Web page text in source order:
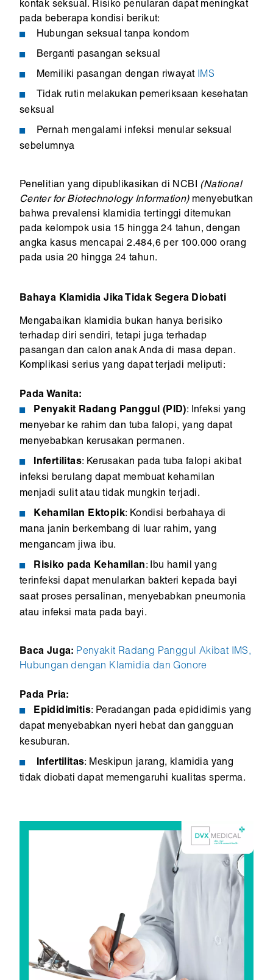
kontak seksual. Risiko penularan dapat meningkat
pada beberapa kondisi berikut:
Hubungan seksual tanpa kondom
Berganti pasangan seksual
Memiliki pasangan dengan riwayat IMS
Tidak rutin melakukan pemeriksaan kesehatan
seksual
Pernah mengalami infeksi menular seksual
sebelumnya
Penelitian yang dipublikasikan di NCBI (National
Center for Biotechnology Information)menyebutkan
bahwa prevalensi klamidia tertinggi ditemukan
pada kelompok usia 15 hingga 24 tahun, dengan
angka kasus mencapai 2.484,6 per 100.000 orang
pada usia 20 hingga 24 tahun.
Bahaya Klamidia Jika Tidak Segera Diobati
Mengabaikan klamidia bukan hanya berisiko
terhadap diri sendiri, tetapi juga terhadap
pasangan dan calon anak Anda di masa depan.
Komplikasi serius yang dapat terjadi meliputi:
Pada Wanita:
Penyakit Radang Panggul (PID): Infeksi yang
menyebar ke rahim dan tuba falopi, yang dapat
menyebabkan kerusakan permanen.
Infertilitas: Kerusakan pada tuba falopi akibat
infeksi berulang dapat membuat kehamilan
menjadi sulit atau tidak mungkin terjadi.
Kehamilan Ektopik: Kondisi berbahaya di
mana janin berkembang di luar rahim, yang
mengancam jiwa ibu.
Risiko pada Kehamilan: Ibu hamil yang
terinfeksi dapat menularkan bakteri kepada bayi
saat proses persalinan, menyebabkan pneumonia
atau infeksi mata pada bayi.
Baca Juga: Penyakit Radang Panggul Akibat IMS,
Hubungan dengan Klamidia dan Gonore
Pada Pria:
Epididimitis: Peradangan pada epididimis yang
dapat menyebabkan nyeri hebat dan gangguan
kesuburan.
Infertilitas: Meskipun jarang, klamidia yang
tidak diobati dapat memengaruhi kualitas sperma.